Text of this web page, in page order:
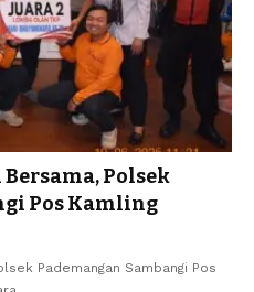
Polsek
Pos Kamling
Pademangan Sambangi Pos